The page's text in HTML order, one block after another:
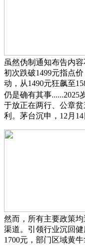
虽然伪制通知布告内
初次跌破1499元指点
动，从1490元狂飙至
仍是确有其事......2025
于放正在两行、公章
利。茅台沉申，12月14
然而，所有主要政策
渠道。引领行业沉回
1700元，部门区域黄